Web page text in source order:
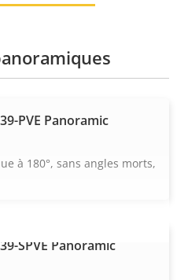
PLUS
PVE Panoramic
à 180°, sans angles morts,
SPVE Panoramic